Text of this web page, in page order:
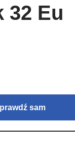
32 Eu
sam